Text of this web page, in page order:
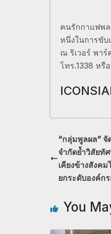
คนรักกาแฟพ
หนึ่งในการขับ
ณ ริเวอร์ พาร์
โทร.1338 หรื
“กลุ่มพูลผล”
จำกัดย้ำวิสัยทั
เคียงข้างสังค
ยกระดับองค์ก
You